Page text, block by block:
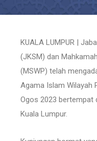
KUALA LUMPUR |
(JKSM) dan
(MSWP) telah
Agama Islam Wilayah
Ogos 2023 bertempat
Kuala Lumpur.